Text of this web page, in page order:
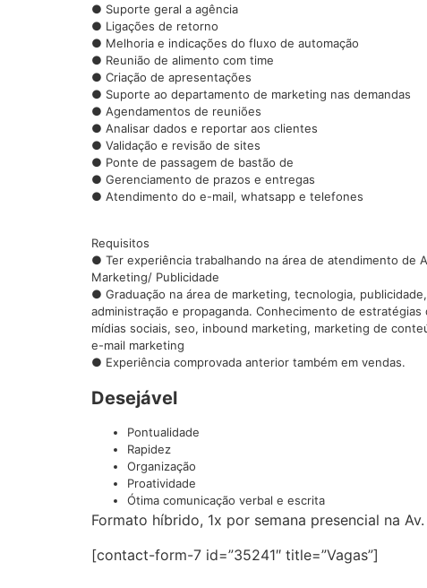
● Suporte geral a agência
● Ligações de retorno
● Melhoria e indicações do fluxo de automação
● Reunião de alimento com time
● Criação de apresentações
● Suporte ao departamento de marketing nas demandas
● Agendamentos de reuniões
● Analisar dados e reportar aos clientes
● Validação e revisão de sites
● Ponte de passagem de bastão de
● Gerenciamento de prazos e entregas
● Atendimento do e-mail, whatsapp e telefones
Requisitos
● Ter experiência trabalhando na área de atendimento de
Marketing/ Publicidade
● Graduação na área de marketing, tecnologia,
administração e propaganda. Conhecimento de estratégias
mídias sociais, seo, inbound marketing, marketing de
e-mail marketing
● Experiência comprovada anterior também em vendas.
Desejável
Pontualidade
Rapidez
Organização
Proatividade
Ótima comunicação verbal e escrita
Formato híbrido, 1x por semana presencial na
[contact-form-7 id=”35241″ title=”Vagas”]